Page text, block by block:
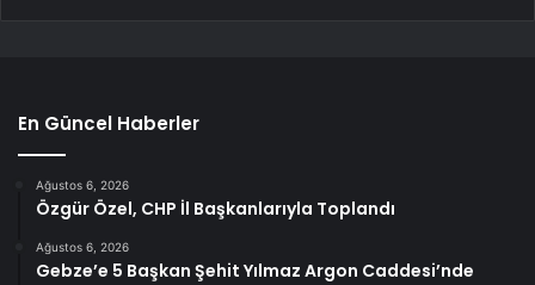
En Güncel Haberler
Ağustos 6, 2026
Özgür Özel, CHP İl Başkanlarıyla Toplandı
Ağustos 6, 2026
Gebze’e 5 Başkan Şehit Yılmaz Argon Caddesi’nde